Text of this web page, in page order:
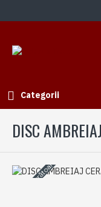
Categorii
DISC
3-5 zile lucrătoare